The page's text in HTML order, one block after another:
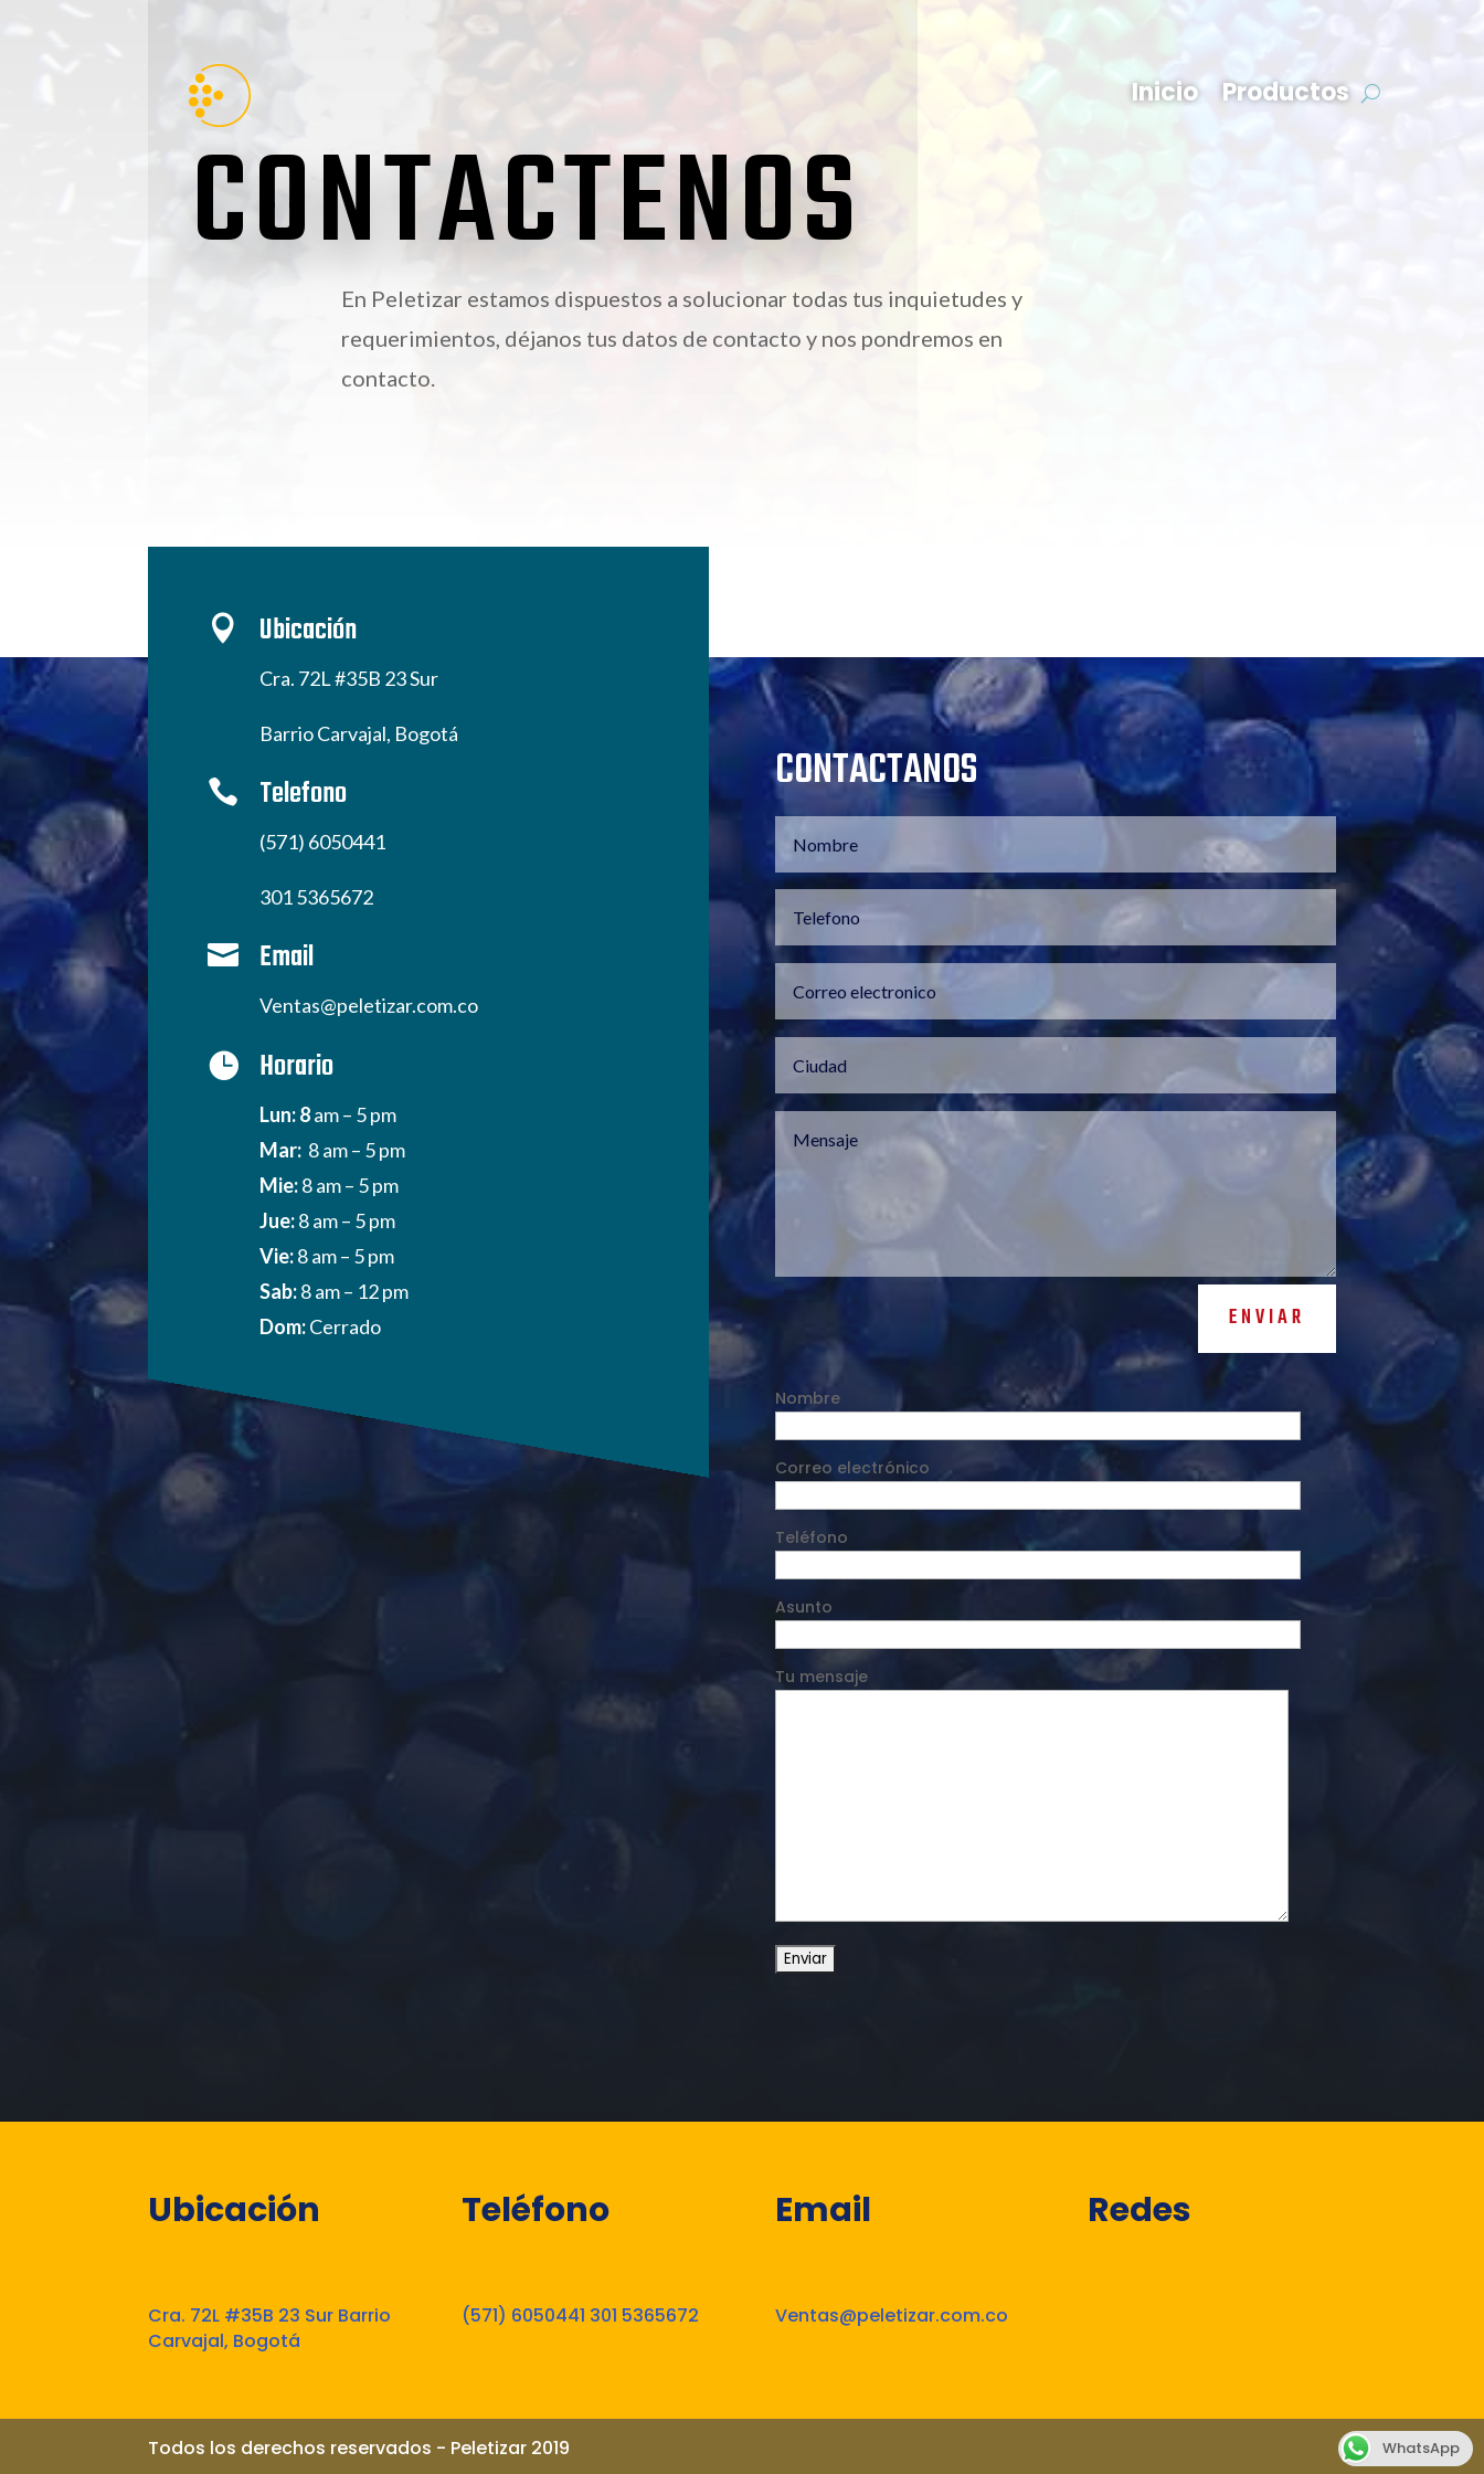
Inicio Productos
CONTACTENOS
En Peletizar estamos dispuestos a solucionar todas tus inquietudes y
requerimientos, déjanos tus datos de contacto y nos pondremos en
contacto.
 Ubicación
Cra. 72L #35B 23 Sur
Barrio Carvajal, Bogotá
 Telefono
(571) 6050441
301 5365672
 Email
Ventas@peletizar.com.co
 Horario
Lun: 8am – 5 pm
Mar: 8 am – 5 pm
Mie:8 am – 5 pm
Jue:8 am – 5 pm
Vie:8 am – 5 pm
Sab:8 am – 12 pm
Dom:Cerrado
CONTACTANOS
ENVIAR
Nombre
Correo electrónico
Teléfono
Asunto
Tu mensaje
Ubicación
Cra. 72L #35B 23 Sur Barrio
Carvajal, Bogotá
Teléfono
(571) 6050441 301 5365672
Email
Ventas@peletizar.com.co
Redes
Todos los derechos reservados - Peletizar 2019 WhatsApp